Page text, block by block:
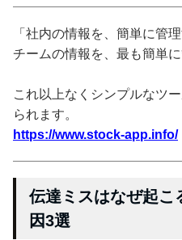
「社内の情報を、簡単に管
チームの情報を、最も簡単
これ以上なくシンプルなツ
られます。
https://www.stock-app.info/
伝達ミスはなぜ起こ
因3選